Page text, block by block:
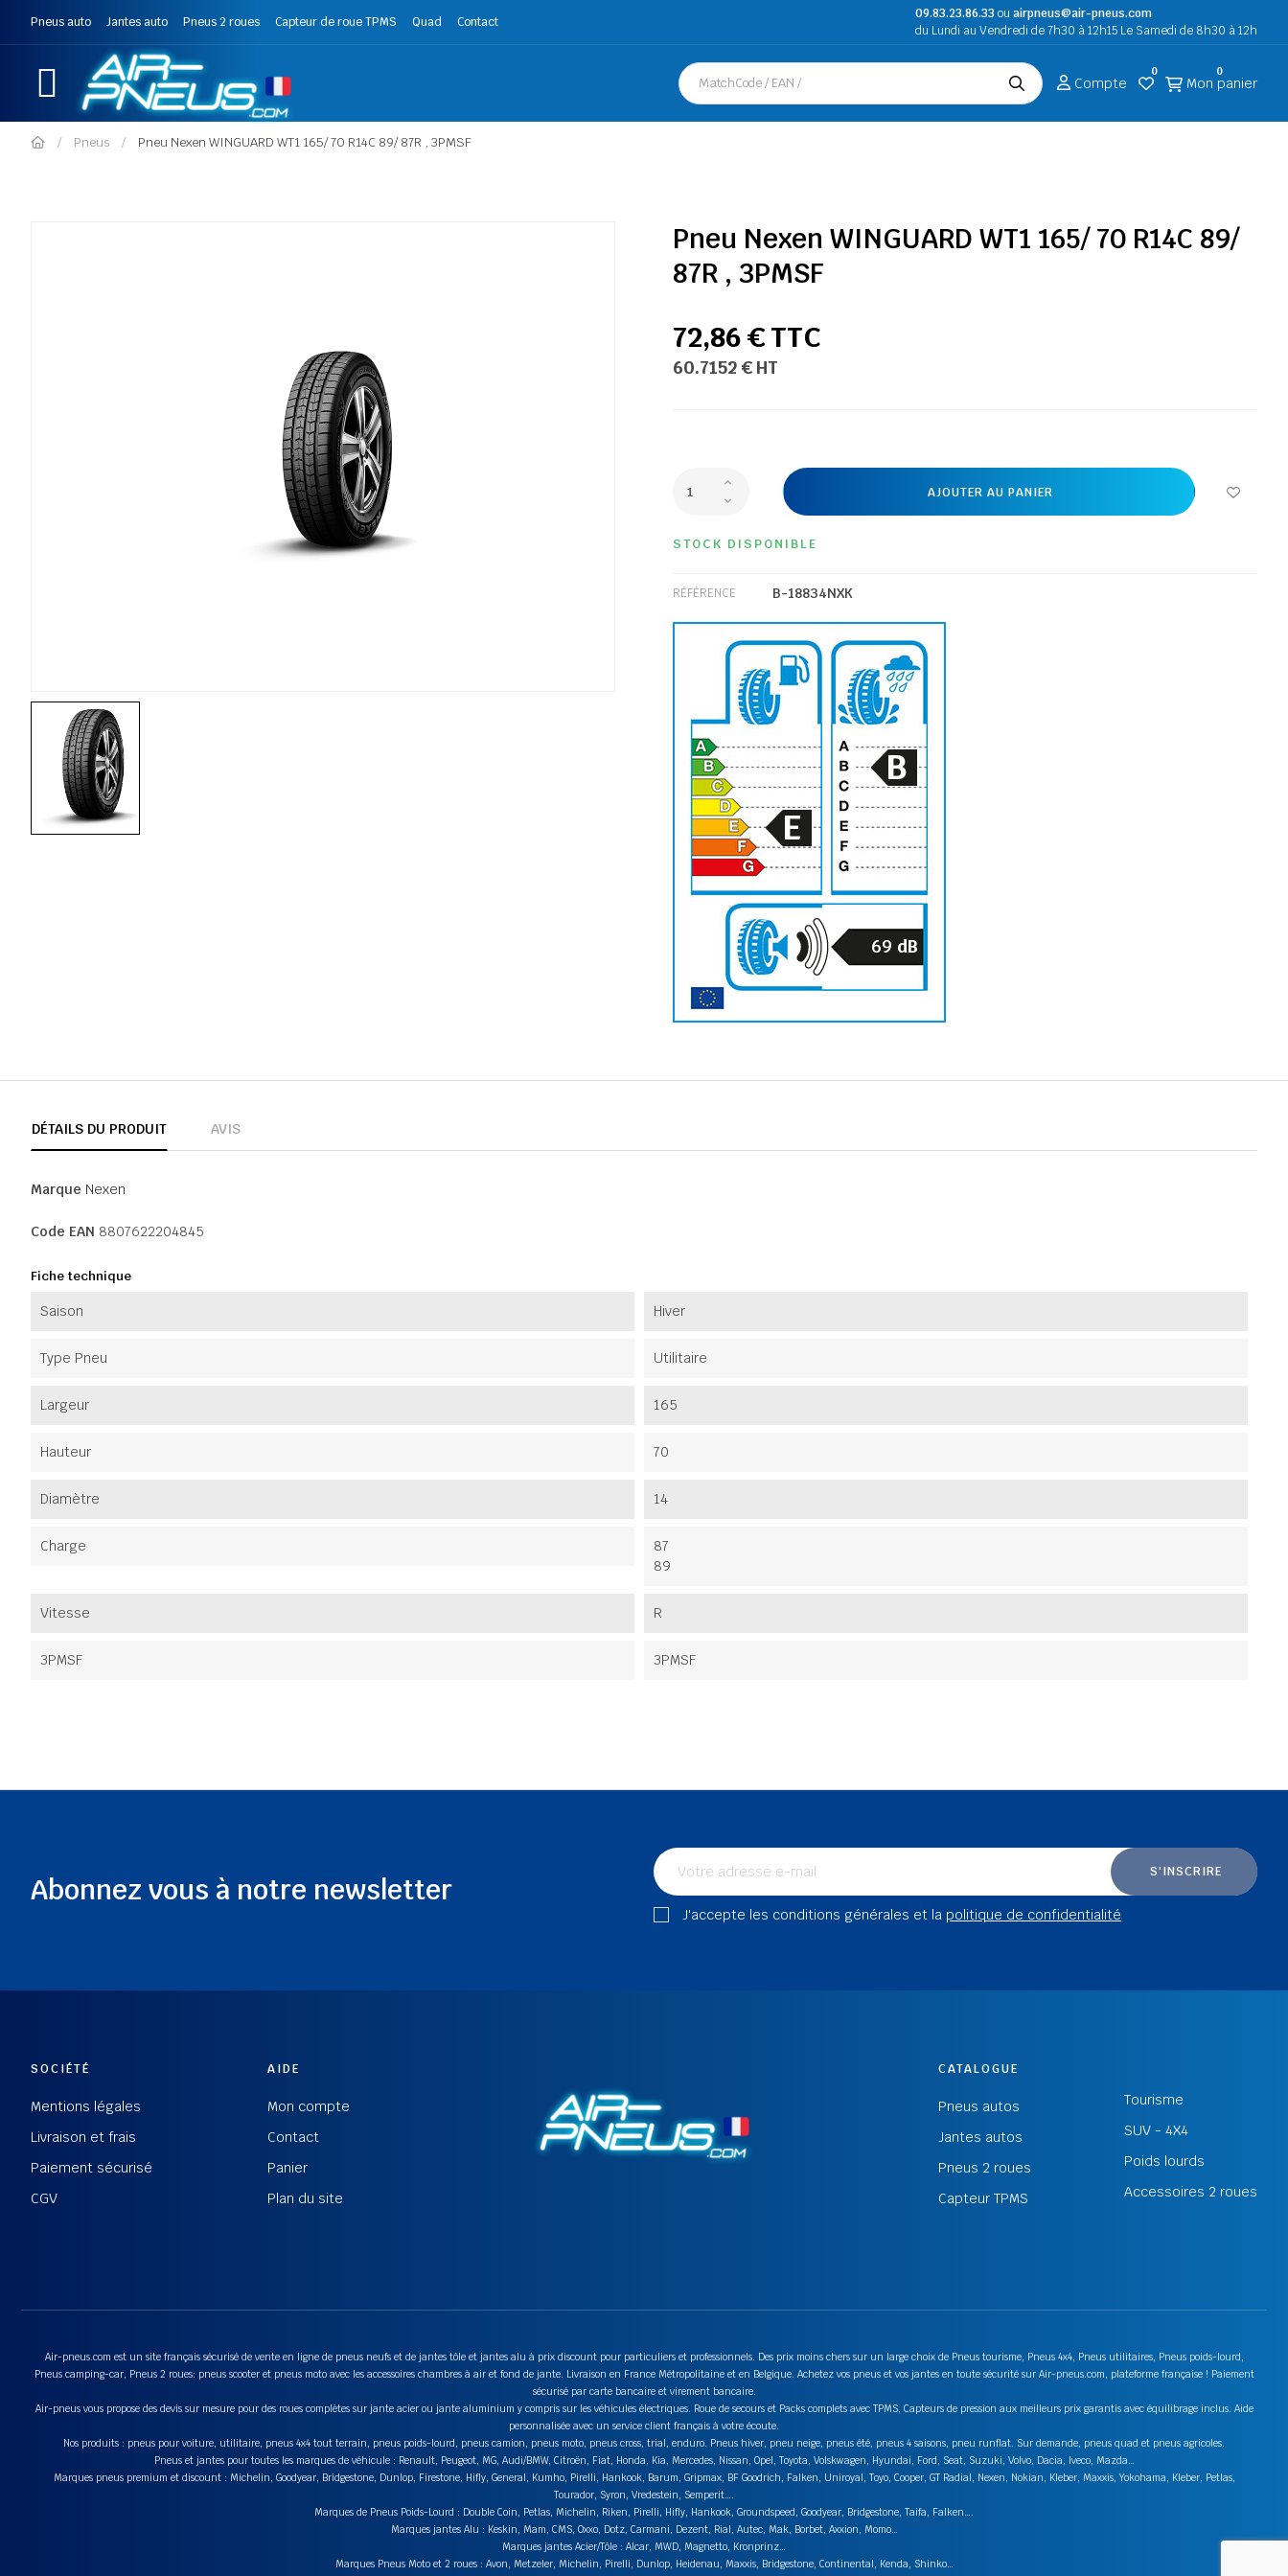
Pneus auto Jantes auto Pneus 2 roues Capteur de roue TPMS Quad Contact
09.83.23.86.33ou airpneus@air-pneus.com
du Lundi au Vendredi de 7h30 à 12h15 Le Samedi de 8h30 à 12h
Compte
0
Mon panier
0
Pneus Pneu Nexen WINGUARD WT1 165/ 70 R14C 89/ 87R , 3PMSF
Pneu Nexen WINGUARD WT1 165/ 70 R14C 89/
87R , 3PMSF
72,86 € TTC
60.7152 € HT
AJOUTER AU PANIER
STOCK DISPONIBLE
RÉFÉRENCE B-18834NXK
E
B
69 dB
DÉTAILS DU PRODUIT AVIS
Marque Nexen
Code EAN 8807622204845
Fiche technique
Saison Hiver
Type Pneu Utilitaire
Largeur 165
Hauteur 70
Diamètre 14
Charge
87
89
Vitesse R
3PMSF 3PMSF
Abonnez vous à notre newsletter
S'INSCRIRE
J'accepte les conditions générales et la politique de confidentialité
SOCIÉTÉ
Mentions légales
Livraison et frais
Paiement sécurisé
CGV
AIDE
Mon compte
Contact
Panier
Plan du site
CATALOGUE
Pneus autos
Jantes autos
Pneus 2 roues
Capteur TPMS
Tourisme
SUV - 4X4
Poids lourds
Accessoires 2 roues
Air-pneus.com est un site français sécurisé de vente en ligne de pneus neufs et de jantes tôle et jantes alu à prix discount pour particuliers et professionnels. Des prix moins chers sur un large choix de Pneus tourisme, Pneus 4x4, Pneus utilitaires, Pneus poids-lourd,
Pneus camping-car, Pneus 2 roues: pneus scooter et pneus moto avec les accessoires chambres à air et fond de jante. Livraison en France Métropolitaine et en Belgique. Achetez vos pneus et vos jantes en toute sécurité sur Air-pneus.com, plateforme française ! Paiement
sécurisé par carte bancaire et virement bancaire.
Air-pneus vous propose des devis sur mesure pour des roues complètes sur jante acier ou jante aluminium y compris sur les véhicules électriques. Roue de secours et Packs complets avec TPMS, Capteurs de pression aux meilleurs prix garantis avec équilibrage inclus. Aide
personnalisée avec un service client français à votre écoute.
Nos produits : pneus pour voiture, utilitaire, pneus 4x4 tout terrain, pneus poids-lourd, pneus camion, pneus moto, pneus cross, trial, enduro. Pneus hiver, pneu neige, pneus été, pneus 4 saisons, pneu runflat. Sur demande, pneus quad et pneus agricoles.
Pneus et jantes pour toutes les marques de véhicule : Renault, Peugeot, MG, Audi/BMW, Citroën, Fiat, Honda, Kia, Mercedes, Nissan, Opel, Toyota, Volskwagen, Hyundai, Ford, Seat, Suzuki, Volvo, Dacia, Iveco, Mazda…
Marques pneus premium et discount : Michelin, Goodyear, Bridgestone, Dunlop, Firestone, Hifly, General, Kumho, Pirelli, Hankook, Barum, Gripmax, BF Goodrich, Falken, Uniroyal, Toyo, Cooper, GT Radial, Nexen, Nokian, Kleber, Maxxis, Yokohama, Kleber, Petlas,
Tourador, Syron, Vredestein, Semperit….
Marques de Pneus Poids-Lourd : Double Coin, Petlas, Michelin, Riken, Pirelli, Hifly, Hankook, Groundspeed, Goodyear, Bridgestone, Taifa, Falken….
Marques jantes Alu : Keskin, Mam, CMS, Oxxo, Dotz, Carmani, Dezent, Rial, Autec, Mak, Borbet, Axxion, Momo…
Marques jantes Acier/Tôle : Alcar, MWD, Magnetto, Kronprinz…
Marques Pneus Moto et 2 roues : Avon, Metzeler, Michelin, Pirelli, Dunlop, Heidenau, Maxxis, Bridgestone, Continental, Kenda, Shinko…